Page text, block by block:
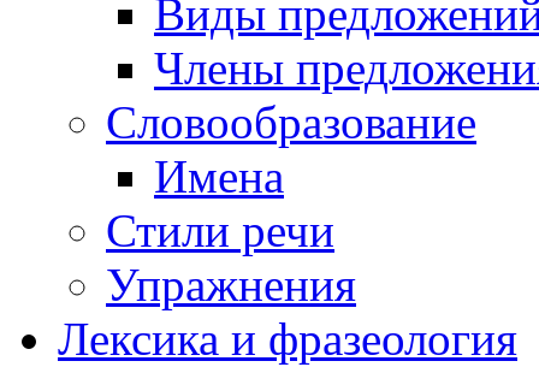
Виды
Члены
Словообразование
Имена
Стили речи
Упражнения
Лексика и фразеология